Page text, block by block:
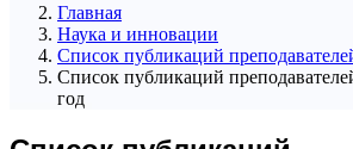
Главная
Наука и инновации
Список публикаций
Список публикаций
год